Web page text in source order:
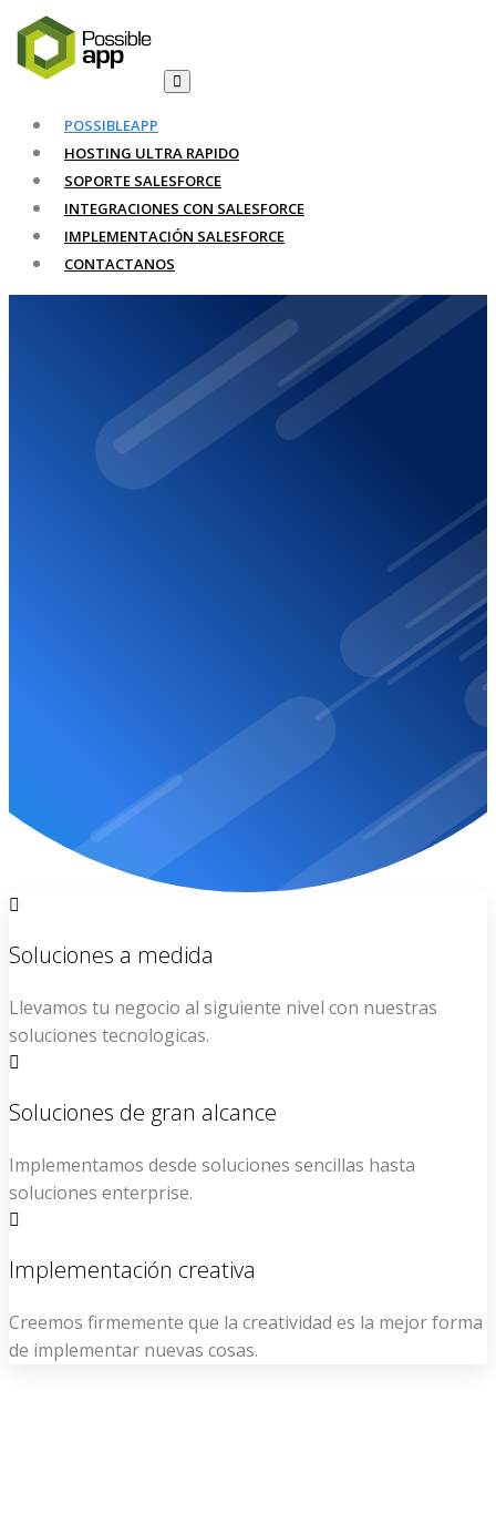
POSSIBLEAPP
HOSTING ULTRA RAPIDO
SOPORTE SALESFORCE
INTEGRACIONES CON SALESFORCE
IMPLEMENTACIÓN SALESFORCE
CONTACTANOS
Sitio web
Por favor contactanos dado que tu sitio web ha sido
Soluciones a medida
Llevamos tu negocio al siguiente nivel con nuestras
soluciones tecnologicas.
Soluciones de gran alcance
Implementamos desde soluciones sencillas hasta
soluciones enterprise.
Implementación creativa
Creemos firmemente que la creatividad es la mejor forma
de implementar nuevas cosas.